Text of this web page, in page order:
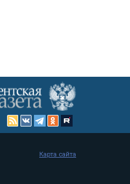
Карта сайта